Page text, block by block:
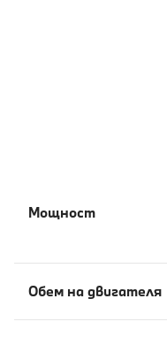
Мощност
Обем на двигателя